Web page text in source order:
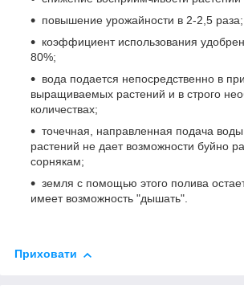
повышение урожайности в 2-2,5 раза;
коэффициент использования
80%;
вода подается непосредственно в
выращиваемых растений и в строго
количествах;
точечная, направленная подача
растений не дает возможности буйно
сорнякам;
земля с помощью этого полива
имеет возможность "дышать".
Приховати